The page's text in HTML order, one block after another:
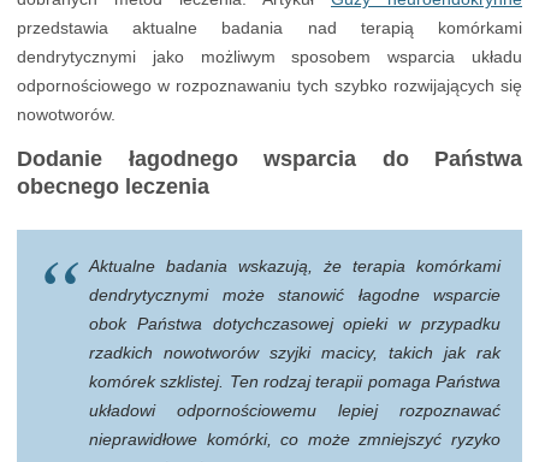
przedstawia aktualne badania nad terapią komórkami
dendrytycznymi jako możliwym sposobem wsparcia układu
odpornościowego w rozpoznawaniu tych szybko rozwijających się
nowotworów.
Dodanie łagodnego wsparcia do Państwa
obecnego leczenia
Aktualne badania wskazują, że terapia komórkami
dendrytycznymi może stanowić łagodne wsparcie
obok Państwa dotychczasowej opieki w przypadku
rzadkich nowotworów szyjki macicy, takich jak rak
komórek szklistej. Ten rodzaj terapii pomaga Państwa
układowi odpornościowemu lepiej rozpoznawać
nieprawidłowe komórki, co może zmniejszyć ryzyko